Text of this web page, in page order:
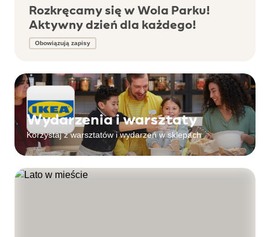
Rozkręcamy się w Wola Parku!
Aktywny dzień dla każdego!
Obowiązują zapisy
Wydarzenia i warsztaty
Korzystaj z warsztatów i wydarzeń w sklepach